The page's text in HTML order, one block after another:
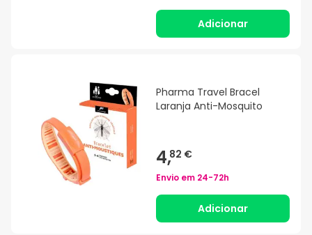
Adicionar
Pharma Travel Bracel
Laranja Anti-Mosquito
4,82 €
Envio em 24-72h
Adicionar